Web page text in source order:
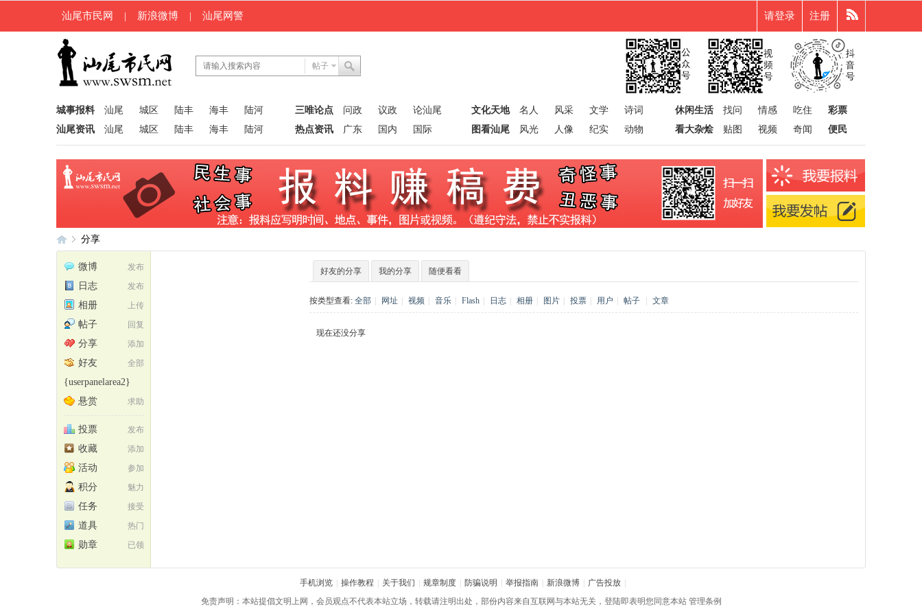
汕尾市民网 | 新浪微博 | 汕尾网警 请登录 注册
帖子
城事报料 汕尾 城区 陆丰 海丰
陆河
汕尾资讯
汕尾 城区 陆丰 海丰 陆河
三唯论点 问政 议政
论汕尾
热点资讯
广东 国内 国际
文化天地 名人 风采 文学
诗词
图看汕尾
风光 人像 纪实 动物
休闲生活 找问 情感 吃住
彩票
看大杂烩
贴图 视频 奇闻 便民
汕
尾
›
分享
发布
微博
发布
日志
上传
相册
回复
帖子
添加
分享
全部
好友
{userpanelarea2}
求助
悬赏
发布
投票
添加
收藏
参加
活动
魅力
积分
接受
任务
热门
道具
已领
勋章
好友的分享 我的分享 随便看看
按类型查看: 全部 网址 视频 音乐 Flash 日志 相册 图片 投票 用户 帖子 文章
现在还没分享
手机浏览 操作教程 关于我们 规章制度 防骗说明 举报指南 新浪微博 广告投放
免责声明：本站提倡文明上网，会员观点不代表本站立场，转载请注明出处，部份内容来自互联网与本站无关，登陆即表明您同意本站 管理条例